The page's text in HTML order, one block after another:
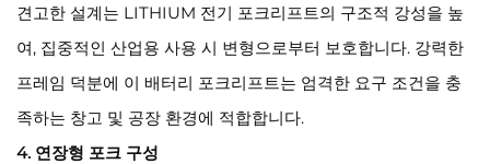
견고한 설계는 LITHIUM 전기 포크리프트의 구조적 강성을 높
여, 집중적인 산업용 사용 시 변형으로부터 보호합니다. 강력한
프레임 덕분에 이 배터리 포크리프트는 엄격한 요구 조건을 충
족하는 창고 및 공장 환경에 적합합니다.
4. 연장형 포크 구성